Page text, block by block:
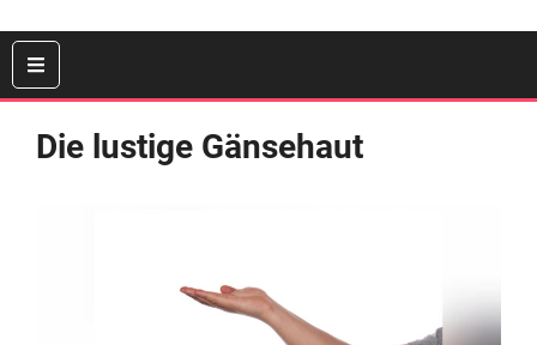
Die lustige Gänsehaut